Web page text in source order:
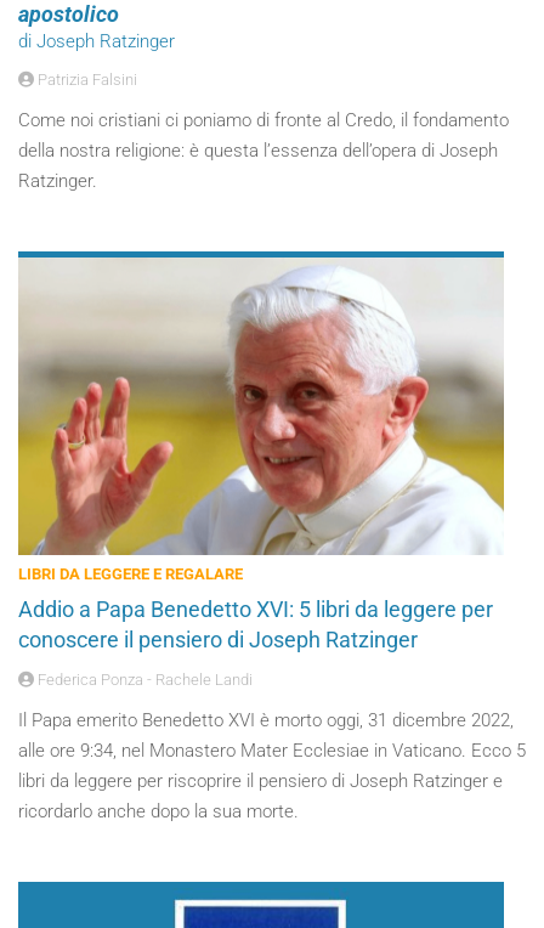
apostolico
di Joseph Ratzinger
Patrizia Falsini
Come noi cristiani ci poniamo di fronte al Credo, il fondamento
della nostra religione: è questa l’essenza dell’opera di Joseph
Ratzinger.
LIBRI DA LEGGERE E REGALARE
Addio a Papa Benedetto XVI: 5 libri da leggere per
conoscere il pensiero di Joseph Ratzinger
Federica Ponza - Rachele Landi
Il Papa emerito Benedetto XVI è morto oggi, 31 dicembre 2022,
alle ore 9:34, nel Monastero Mater Ecclesiae in Vaticano. Ecco 5
libri da leggere per riscoprire il pensiero di Joseph Ratzinger e
ricordarlo anche dopo la sua morte.